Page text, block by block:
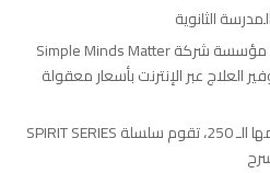
الثانوية
أسئلة وأجوبة مع شوريا كانشارلا، مؤسسة شركة Simple Minds Matter
عامًا، حول توفير العلاج عبر الإنترنت بأسعار معقولة
سؤال وجواب: مع بلوغ أمريكا عامها الـ 250، تقوم سلسلة SPIRIT SERIES